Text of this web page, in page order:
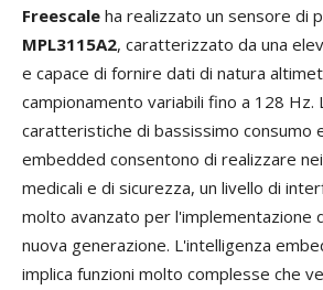
Freescale ha realizzato un sensore di
MPL3115A2, caratterizzato da una
e capace di fornire dati di natura
campionamento variabili fino a 128 Hz.
caratteristiche di bassissimo consumo
embedded consentono di realizzare
medicali e di sicurezza, un livello di
molto avanzato per l'implementazione
nuova generazione. L'intelligenza
implica funzioni molto complesse che